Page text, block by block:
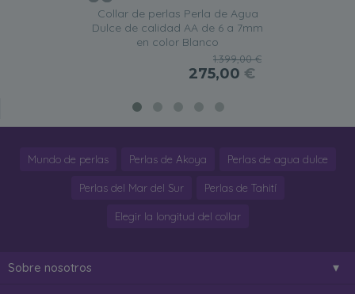
Collar de perlas Perla de Agua
Dulce de calidad AA de 6 a 7mm
en color Blanco
1.399,00 €
275,00 €
Mundo de perlas Perlas de Akoya Perlas de agua dulce
Perlas del Mar del Sur Perlas de Tahití
Elegir la longitud del collar
Sobre nosotros